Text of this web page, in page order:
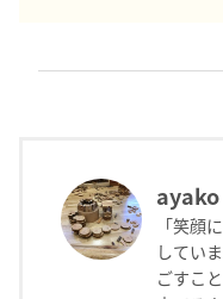
ayako
「笑顔
してい
ごすこ